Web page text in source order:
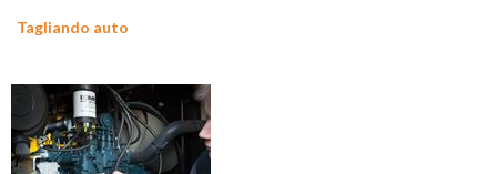
Tagliando auto